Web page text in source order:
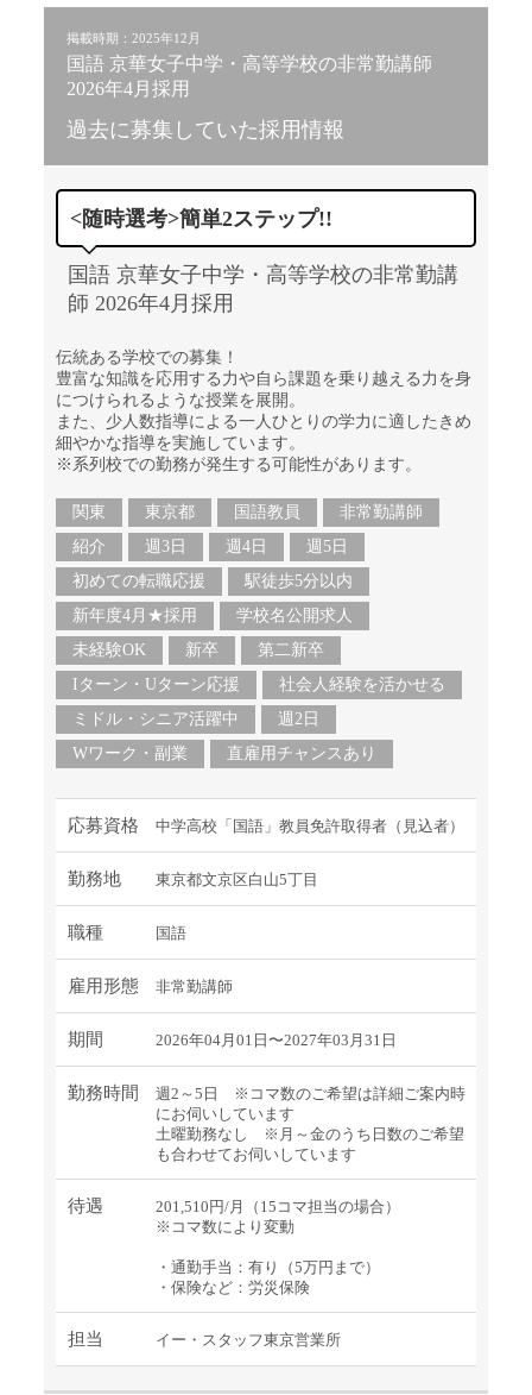
掲載時期：2025年12月
国語 京華女子中学・高等学校の非常勤講師
2026年4月採用
過去に募集していた採用情報
<随時選考>簡単2ステップ!!
国語 京華女子中学・高等学校の非常勤講
師 2026年4月採用
伝統ある学校での募集！
豊富な知識を応用する力や自ら課題を乗り越える力を身
につけられるような授業を展開。
また、少人数指導による一人ひとりの学力に適したきめ
細やかな指導を実施しています。
※系列校での勤務が発生する可能性があります。
関東 東京都 国語教員
非常勤講師
紹介
週3日 週4日
週5日
初めての転職応援
駅徒歩5分以内
新年度4月★採用
学校名公開求人
未経験OK
新卒
第二新卒
Iターン・Uターン応援
社会人経験を活かせる
ミドル・シニア活躍中
週2日
Wワーク・副業
直雇用チャンスあり
応募資格 中学高校「国語」教員免許取得者（見込者）
勤務地 東京都文京区白山5丁目
職種 国語
雇用形態 非常勤講師
期間 2026年04月01日〜2027年03月31日
勤務時間
週2～5日 ※コマ数のご希望は詳細ご案内時
にお伺いしています
土曜勤務なし ※月～金のうち日数のご希望
も合わせてお伺いしています
待遇
201,510円/月（15コマ担当の場合）
※コマ数により変動
・通勤手当：有り（5万円まで）
・保険など：労災保険
担当 イー・スタッフ東京営業所